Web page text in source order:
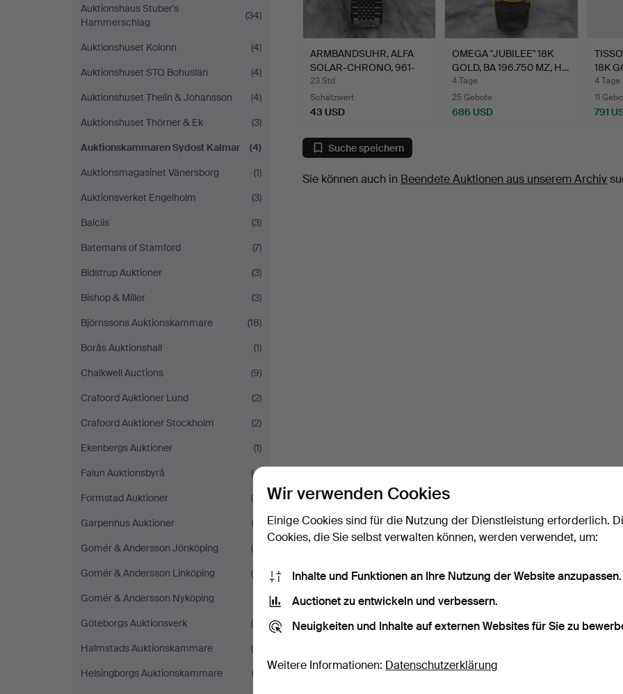
Auktionshaus Stuber's
Hammerschlag
(34)
Auktionshuset Kolonn
(4)
Auktionshuset STO Bohuslän
(4)
Auktionshuset Thelin & Johansson
(4)
Auktionshuset Thörner & Ek
(3)
Auktionskammaren Sydost Kalmar
(4)
Auktionsmagasinet Vänersborg
(1)
Auktionsverket Engelholm
(3)
Balclis
(3)
Batemans of Stamford
(7)
Bidstrup Auktioner
(3)
Bishop & Miller
(3)
Björnssons Auktionskammare
(18)
Borås Auktionshall
(1)
Chalkwell Auctions
(9)
Crafoord Auktioner Lund
(2)
Crafoord Auktioner Stockholm
(2)
Ekenbergs Auktioner
(1)
Falun Auktionsbyrå
(4)
Formstad Auktioner
(4)
Garpenhus Auktioner
(3)
Gomér & Andersson Jönköping
(6)
Gomér & Andersson Linköping
(4)
Gomér & Andersson Nyköping
Göteborgs Auktionsverk
(9)
Halmstads Auktionskammare
(4)
Helsingborgs Auktionskammare
(3)
ARMBANDSUHR, ALFA
SOLAR-CHRONO, 961-
2030, …
23 Std
Schätzwert
43 USD
OMEGA "JUBILEE" 18K
GOLD, BA 196.750 MZ, H…
4 Tage
25 Gebote
686 USD
18K
4 Tage
11
791
Suche speichern
Sie können auch in Beendete Auktionen aus unserem Archiv
Wir verwenden Cookies
Einige Cookies sind für die Nutzung der Dienstleistung erforderlich.
Cookies, die Sie selbst verwalten können, werden verwendet, um:
Inhalte und Funktionen an Ihre Nutzung der Website anzupassen.
Auctionet zu entwickeln und verbessern.
Neuigkeiten und Inhalte auf externen Websites für Sie zu
Weitere Informationen: Datenschutzerklärung